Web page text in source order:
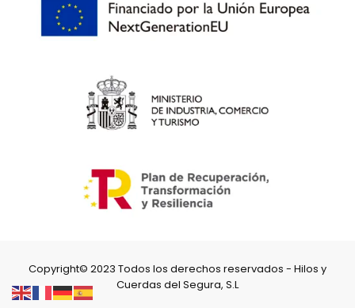
Copyright© 2023 Todos los derechos reservados - Hilos y
Cuerdas del Segura, S.L